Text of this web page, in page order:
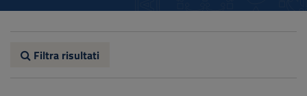
sito
FooterFiltra risultati